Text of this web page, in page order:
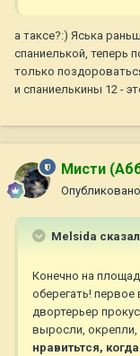
а таксе?:) Яська
спаниелькой, теперь
только
и спаниелькины 12 -
Мисти
Опубликовано
Melsida
Конечно на
оберегать!
двортерьер
выросли, окрепли,
нравитьтся,